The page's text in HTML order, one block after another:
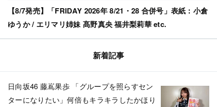
【8/7発売】「FRIDAY 2026年 8/21・28 合併号」表紙：小倉
ゆうか / エリマリ姉妹 髙野真央 福井梨莉華 etc.
新着記事
日向坂46 藤嶌果歩 「グループを照らすセン
ターになりたい」何倍もキラキラしたかほり